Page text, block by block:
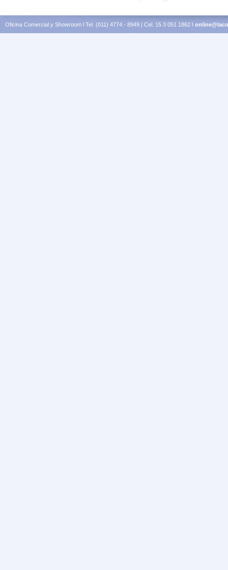
Oficina Comercial y Showroom l Tel. (011) 4774 - 8949 | Cel. 15 3 051 1862 l